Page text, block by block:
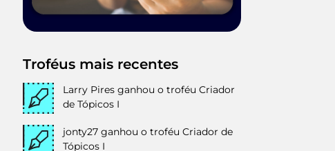
Troféus mais recentes
Larry Pires ganhou o troféu Criador
de Tópicos I
jonty27 ganhou o troféu Criador de
Tópicos I